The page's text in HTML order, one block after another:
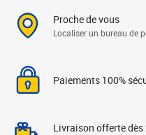
Proche de vous
Localiser un bureau de
Paiements 100%
Livraison offerte dès